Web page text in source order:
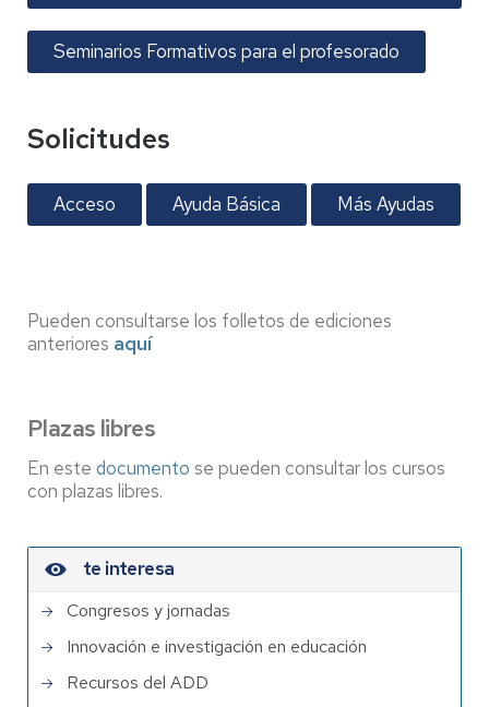
Seminarios Formativos para el profesorado
Solicitudes
Acceso Ayuda Básica Más Ayudas
Pueden consultarse los folletos de ediciones
anteriores aquí
Plazas libres
En este documento se pueden consultar los cursos
con plazas libres.
te interesa
Congresos y jornadas
Innovación e investigación en educación
Recursos del ADD